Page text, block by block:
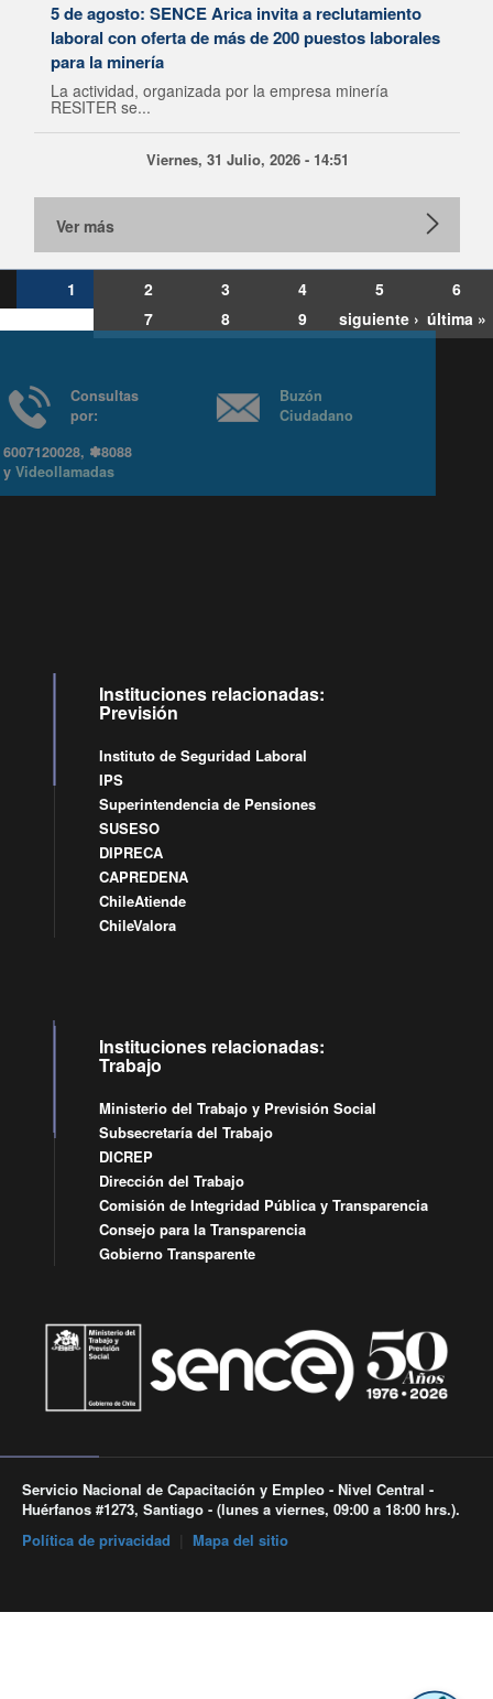
5 de agosto: SENCE Arica invita a reclutamiento
laboral con oferta de más de 200 puestos laborales
para la minería
La actividad, organizada por la empresa minería
RESITER se...
Viernes, 31 Julio, 2026 - 14:51
Ver más
1 2 3 4 5
6
7
8 9 siguiente › última »
Consultas
6007120028, ✽8088
yVideollamadas
Ciudadano
Instituciones relacionadas:
Previsión
Instituto de Seguridad Laboral
IPS
Superintendencia de Pensiones
SUSESO
DIPRECA
CAPREDENA
ChileAtiende
ChileValora
Instituciones relacionadas:
Trabajo
Ministerio del Trabajo y Previsión Social
Subsecretaría del Trabajo
DICREP
Dirección del Trabajo
Comisión de Integridad Pública y Transparencia
Consejo para la Transparencia
Gobierno Transparente
Servicio Nacional de Capacitación y Empleo - Nivel Central -
Huérfanos #1273, Santiago - (lunes a viernes, 09:00 a 18:00 hrs.).
Política de privacidad
Mapa del sitio